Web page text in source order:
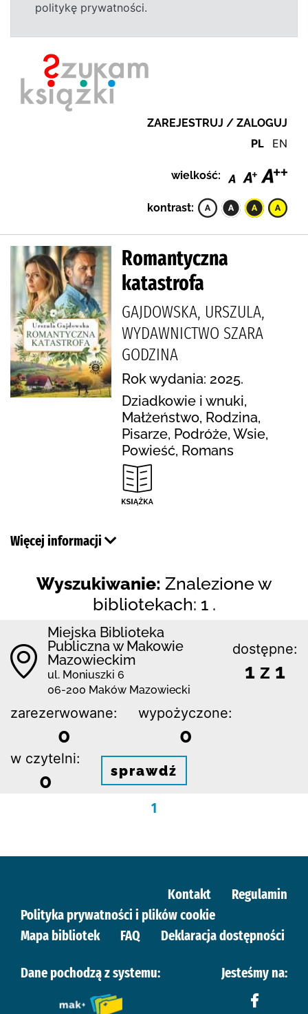
politykę prywatności.
ZAREJESTRUJ / ZALOGUJ
PL EN
wielkość:
kontrast:
Romantyczna
katastrofa
GAJDOWSKA, URSZULA,
WYDAWNICTWO SZARA
GODZINA
Rok wydania: 2025.
Dziadkowie i wnuki,
Małżeństwo, Rodzina,
Pisarze, Podróże, Wsie,
Powieść, Romans
Więcej informacji
Wyszukiwanie: Znalezione w
bibliotekach: 1 .
Miejska Biblioteka
Publiczna w Makowie
Mazowieckim
ul. Moniuszki 6
06-200 Maków Mazowiecki
dostępne:
1 z 1
zarezerwowane:
0
wypożyczone:
0
w czytelni:
0 sprawdź
1
Kontakt
Regulamin
Polityka prywatności i plików cookie
Mapa bibliotek
FAQ Deklaracja dostępności
Dane pochodzą z systemu: Jesteśmy na: